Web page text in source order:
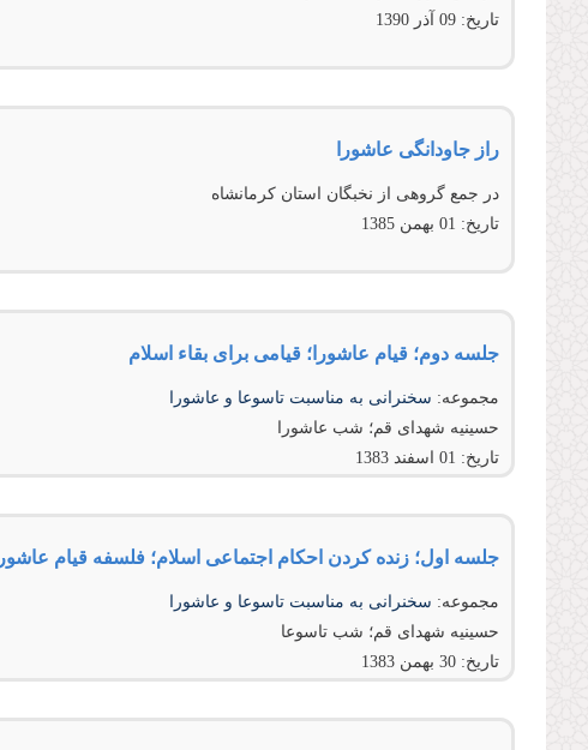
تاریخ: 09 آذر 1390
راز جاودانگی عاشورا
در جمع گروهی از نخبگان استان كرمانشاه
تاریخ: 01 بهمن 1385
جلسه دوم؛ قیام عاشورا؛ قیامی برای بقاء اسلام
مجموعه: سخنرانى به مناسبت تاسوعا و عاشورا
حسینیه شهدای قم؛ شب عاشورا
تاریخ: 01 اسفند 1383
جلسه اول؛ زنده کردن احکام اجتماعی اسلام؛ فلسفه قیام عاشورا
مجموعه: سخنرانى به مناسبت تاسوعا و عاشورا
حسینیه شهدای قم؛ شب تاسوعا
تاریخ: 30 بهمن 1383